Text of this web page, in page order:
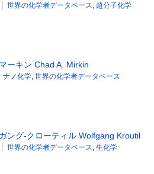
世界の化学者データベース 超分子化学
ーキン Chad A. Mirkin
ナノ化学 世界の化学者データベース
ング-クローティル Wolfgang Kroutil
世界の化学者データベース 生化学